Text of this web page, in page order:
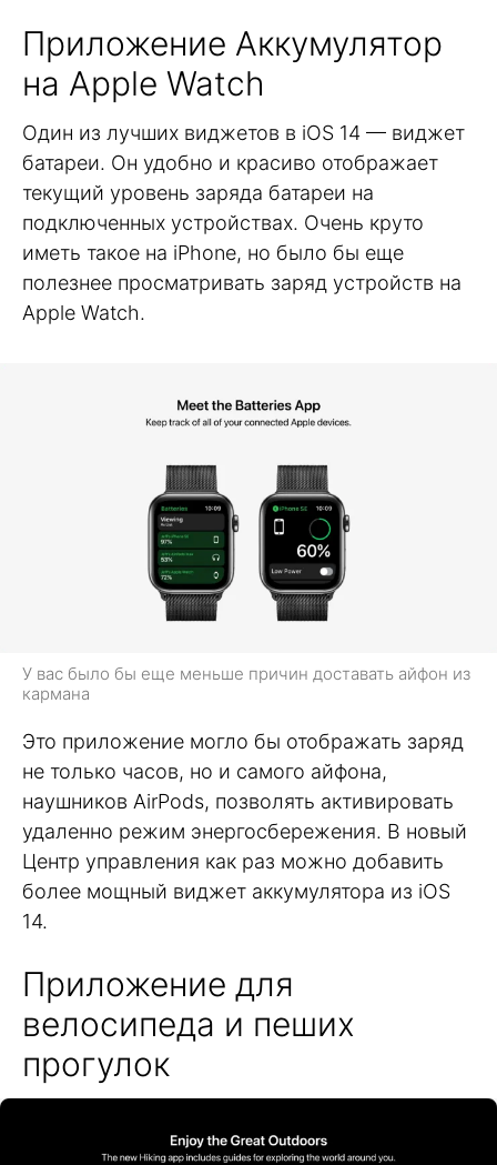
Приложение Аккумулятор
на Apple Watch
Один из лучших виджетов в iOS 14 — виджет
батареи. Он удобно и красиво отображает
текущий уровень заряда батареи на
подключенных устройствах. Очень круто
иметь такое на iPhone, но было бы еще
полезнее просматривать заряд устройств на
Apple Watch.
У вас было бы еще меньше причин доставать айфон из
кармана
Это приложение могло бы отображать заряд
не только часов, но и самого айфона,
наушников AirPods, позволять активировать
удаленно режим энергосбережения. В новый
Центр управления как раз можно добавить
более мощный виджет аккумулятора из iOS
14.
Приложение для
велосипеда и пеших
прогулок